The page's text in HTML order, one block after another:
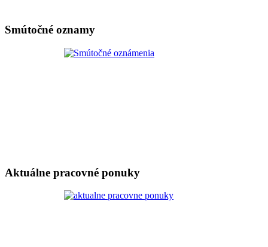
Smútočné oznamy
Aktuálne pracovné ponuky